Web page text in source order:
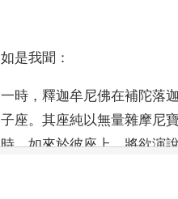
如是我聞 ：
一時 ， 釋迦牟尼佛在補陀落
子座。 其座純以無量雜摩尼
時，如來於彼座上，將欲演